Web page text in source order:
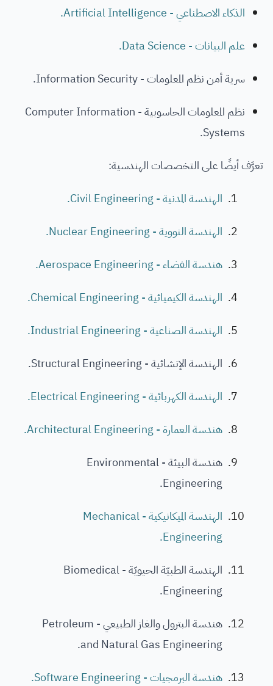
الذكاء الاصطناعي - Artificial Intelligence.
علم البيانات - Data Science.
سرية أمن نظم المعلومات - Information Security.
نظم المعلومات الحاسوبية - Computer Information
Systems.
تعرَّف أيضًا على التخصصات الهندسية:
الهندسة المدنية - Civil Engineering.
الهندسة النووية - Nuclear Engineering.
هندسة الفضاء - Aerospace Engineering.
الهندسة الكيميائية - Chemical Engineering.
الهندسة الصناعية - Industrial Engineering.
الهندسة الإنشائية - Structural Engineering.
الهندسة الكهربائية - Electrical Engineering.
هندسة العمارة - Architectural Engineering.
هندسة البيئة - Environmental
Engineering.
الهندسة الميكانيكية - Mechanical
Engineering.
الهندسة الطبيّة الحيويّة - Biomedical
Engineering.
هندسة البترول والغاز الطبيعي - Petroleum
and Natural Gas Engineering.
هندسة البرمجيات - Software Engineering.